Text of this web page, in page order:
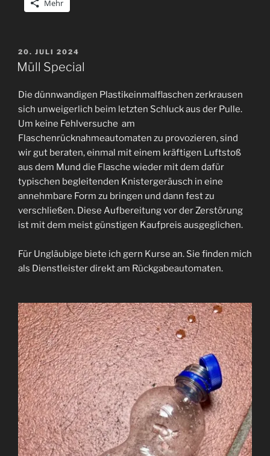
Mehr
VERÖFFENTLICHT
AM
20. JULI 2024
Müll Special
Die dünnwandigen Plastikeinmalflaschen zerkrausen
sich unweigerlich beim letzten Schluck aus der Pulle.
Um keine Fehlversuche am
Flaschenrücknahmeautomaten zu provozieren, sind
wir gut beraten, einmal mit einem kräftigen Luftstoß
aus dem Mund die Flasche wieder mit dem dafür
typischen begleitenden Knistergeräusch in eine
annehmbare Form zu bringen und dann fest zu
verschließen. Diese Aufbereitung vor der Zerstörung
ist mit dem meist günstigen Kaufpreis ausgeglichen.
Für Ungläubige biete ich gern Kurse an. Sie finden mich
als Dienstleister direkt am Rückgabeautomaten.